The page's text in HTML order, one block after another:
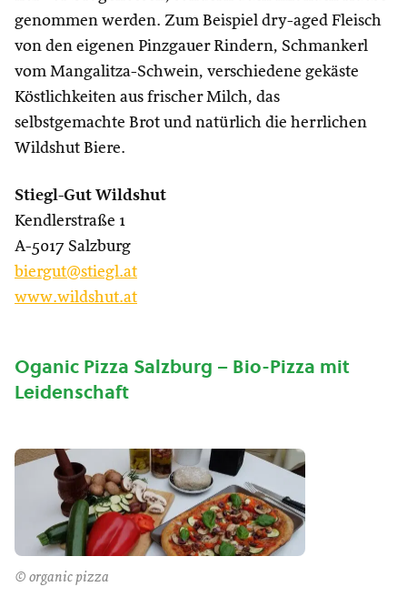
genommen werden. Zum Beispiel dry-aged Fleisch
von den eigenen Pinzgauer Rindern, Schmankerl
vom Mangalitza-Schwein, verschiedene gekäste
Köstlichkeiten aus frischer Milch, das
selbstgemachte Brot und natürlich die herrlichen
Wildshut Biere.
Stiegl-Gut Wildshut
Kendlerstraße 1
A-5017 Salzburg
biergut@stiegl.at
www.wildshut.at
Oganic Pizza Salzburg – Bio-Pizza mit
Leidenschaft
© organic pizza